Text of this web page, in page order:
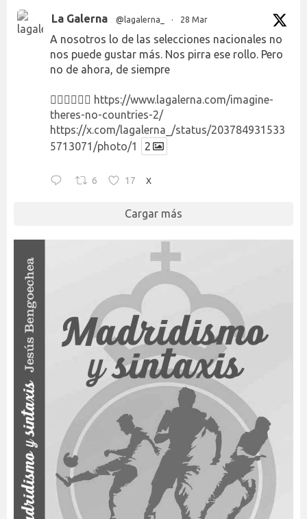
La Galerna @lagalerna_ · 28 Mar
A nosotros lo de las selecciones nacionales no
nos puede gustar más. Nos pirra ese rollo. Pero
no de ahora, de siempre
👉🏻👉🏻👉🏻 https://www.lagalerna.com/imagine-
theres-no-countries-2/
https://x.com/lagalerna_/status/203784931533
5713071/photo/1
2
6 17 X
Cargar más